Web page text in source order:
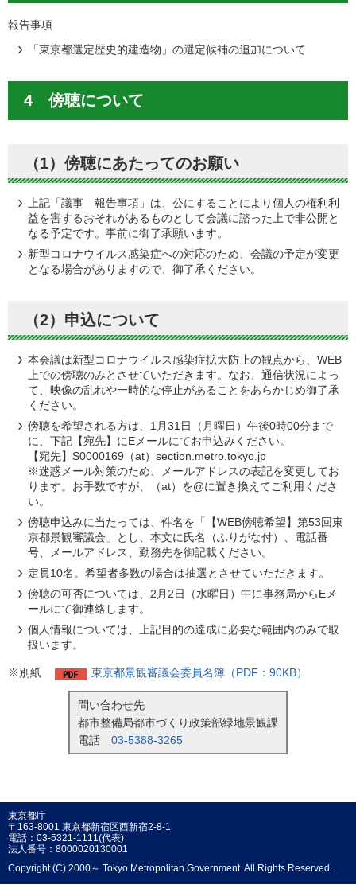
報告事項
「東京都選定歴史的建造物」の選定候補の追加について
4 傍聴について
（1）傍聴にあたってのお願い
上記「議事 報告事項」は、公にすることにより個人の権利利
益を害するおそれがあるものとして会議に諮った上で非公開と
なる予定です。事前に御了承願います。
新型コロナウイルス感染症への対応のため、会議の予定が変更
となる場合がありますので、御了承ください。
（2）申込について
本会議は新型コロナウイルス感染症拡大防止の観点から、WEB
上での傍聴のみとさせていただきます。なお、通信状況によっ
て、映像の乱れや一時的な停止があることをあらかじめ御了承
ください。
傍聴を希望される方は、1月31日（月曜日）午後0時00分まで
に、下記【宛先】にEメールにてお申込みください。
【宛先】S0000169（at）section.metro.tokyo.jp
※迷惑メール対策のため、メールアドレスの表記を変更してお
ります。お手数ですが、（at）を@に置き換えてご利用くださ
い。
傍聴申込みに当たっては、件名を「【WEB傍聴希望】第53回東
京都景観審議会」とし、本文に氏名（ふりがな付）、電話番
号、メールアドレス、勤務先を御記載ください。
定員10名。希望者多数の場合は抽選とさせていただきます。
傍聴の可否については、2月2日（水曜日）中に事務局からEメ
ールにて御連絡します。
個人情報については、上記目的の達成に必要な範囲内のみで取
扱います。
※別紙 東京都景観審議会委員名簿（PDF：90KB）
問い合わせ先
都市整備局都市づくり政策部緑地景観課
電話 03-5388-3265
東京都庁
〒163-8001 東京都新宿区西新宿2-8-1
電話：03-5321-1111(代表)
法人番号：8000020130001
Copyright (C) 2000～ Tokyo Metropolitan Government. All Rights Reserved.